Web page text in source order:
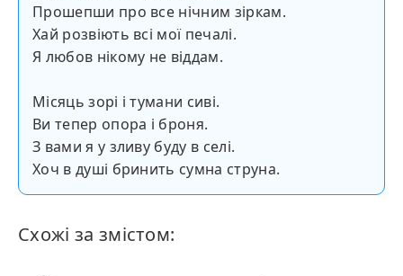
Прошепши про все нічним зіркам.
Хай розвіють всі мої печалі.
Я любов нікому не віддам.
Місяць зорі і тумани сиві.
Ви тепер опора і броня.
З вами я у зливу буду в селі.
Хоч в душі бринить сумна струна.
Схожі за змістом: